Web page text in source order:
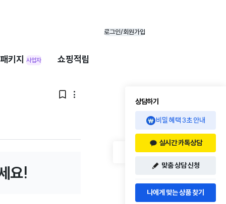
로그인/회원가입
키지 사업자 쇼핑적립
 
요!
상담하기
비밀 혜택 3초 안내
실시간 카톡상담
맞춤 상담 신청
나에게 맞는 상품 찾기